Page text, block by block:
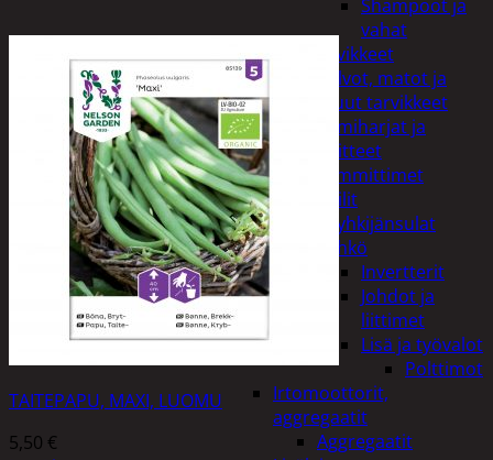
Shampoot ja
vahat
Autotarvikkeet
Kalvot, matot ja
muut tarvikkeet
Lumiharjat ja
peitteet
Lämmittimet
Peilit
Pyyhkijänsulat
Sähkö
Invertterit
Johdot ja
liittimet
Lisä ja työvalot
Polttimot
Irtomoottorit,
aggregaatit
Aggregaatit
TAITEPAPU, MAXI, LUOMU
5,50 €